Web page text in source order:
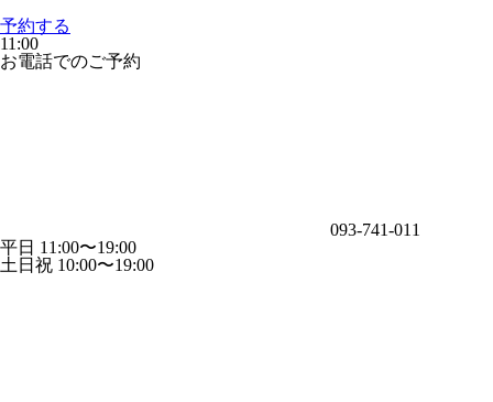
予約する
11:00
お電話でのご予約
093-741-011
平日 11:00〜19:00
土日祝 10:00〜19:00